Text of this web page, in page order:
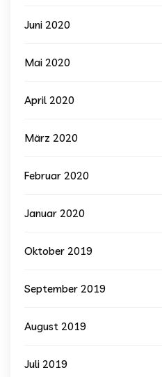
Juni 2020
Mai 2020
April 2020
März 2020
Februar 2020
Januar 2020
Oktober 2019
September 2019
August 2019
Juli 2019